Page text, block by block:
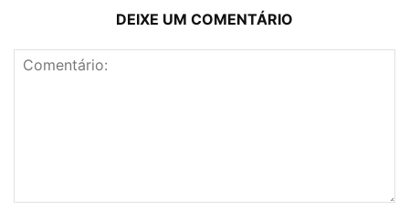
DEIXE UM COMENTÁRIO